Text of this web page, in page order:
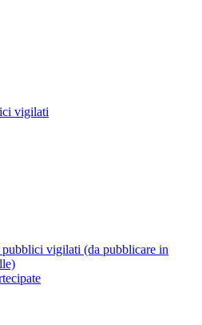
vigilati
vigilati (da pubblicare in